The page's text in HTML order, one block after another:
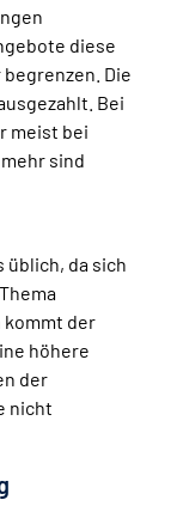
diese
Die
Bei
meist bei
sind
da sich
kommt der
höhere
der
nicht